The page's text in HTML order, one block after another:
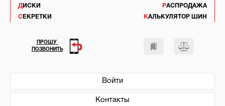
ДИСКИ
СЕКРЕТКИ
РАСПРОДАЖА
КАЛЬКУЛЯТОР ШИН
Войти
Контакты
ПРОШУ
ПОЗВОНИТЬ